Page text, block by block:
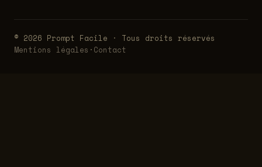
© 2026 Prompt Facile · Tous droits réservés
Mentions légales · Contact